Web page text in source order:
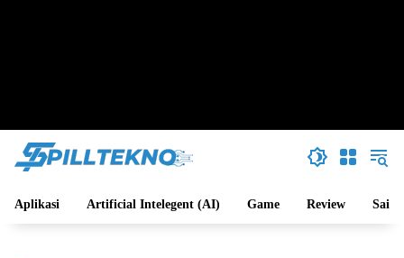
Aplikasi Artificial Intelegent (AI) Game Review Sains